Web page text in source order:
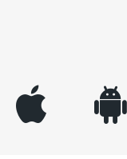
appleinc android